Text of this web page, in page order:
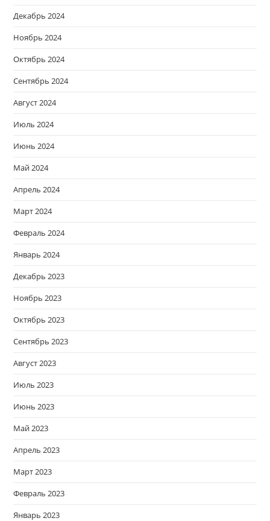
Декабрь 2024
Ноябрь 2024
Октябрь 2024
Сентябрь 2024
Август 2024
Июль 2024
Июнь 2024
Май 2024
Апрель 2024
Март 2024
Февраль 2024
Январь 2024
Декабрь 2023
Ноябрь 2023
Октябрь 2023
Сентябрь 2023
Август 2023
Июль 2023
Июнь 2023
Май 2023
Апрель 2023
Март 2023
Февраль 2023
Январь 2023